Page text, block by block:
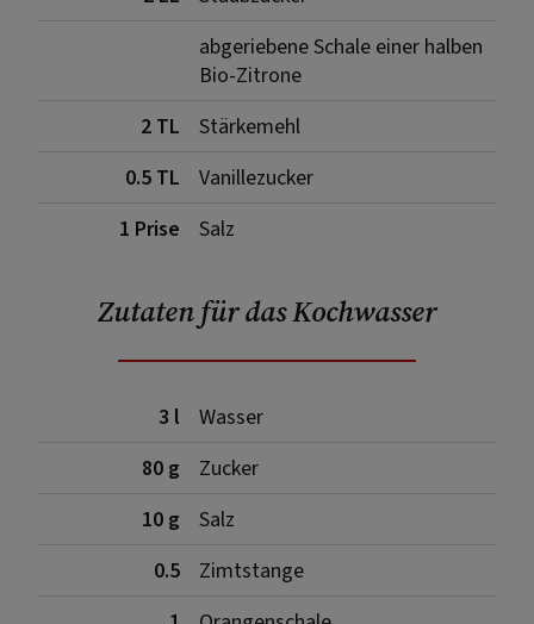
abgeriebene Schale einer halben
Bio-Zitrone
2 TL
Stärkemehl
0.5 TL
Vanillezucker
1 Prise
Salz
Zutaten für das Kochwasser
3 l
Wasser
80 g
Zucker
10 g
Salz
0.5
Zimtstange